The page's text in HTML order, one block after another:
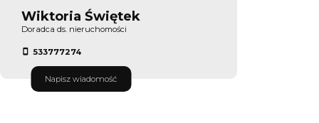
Wiktoria Świętek
Doradca ds. nieruchomości
533777274
Napisz wiadomość